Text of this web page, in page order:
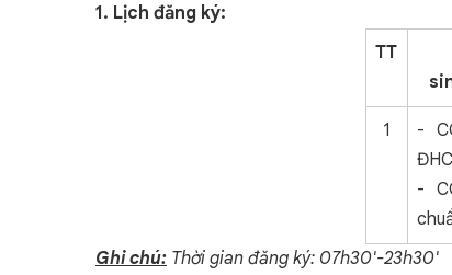
1. Lịch đăng ký:
TT
1
-
-
Ghi chú: Thời gian đăng ký: 07h30'-23h30'